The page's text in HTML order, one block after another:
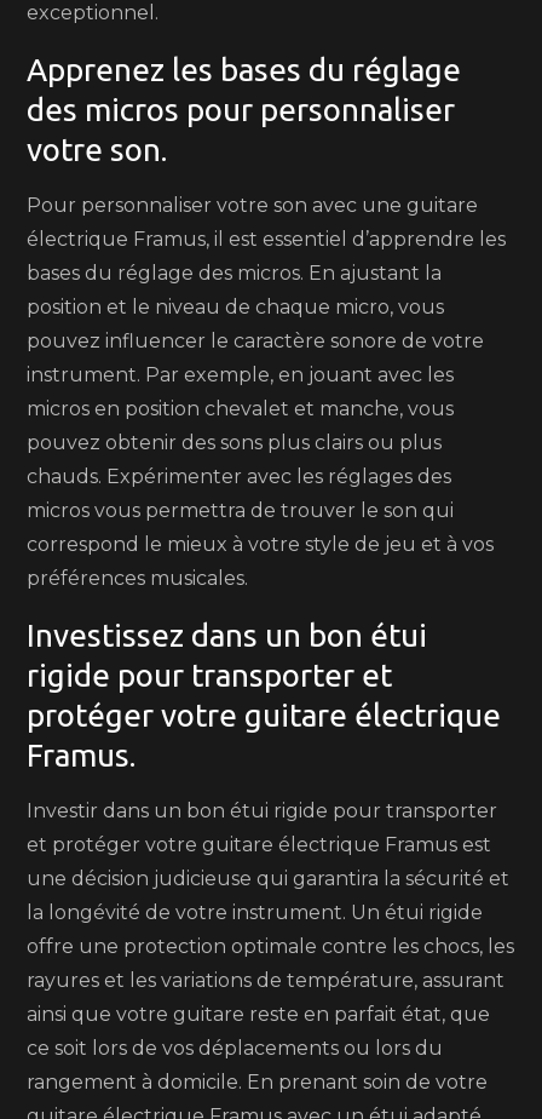
exceptionnel.
Apprenez les bases du réglage
des micros pour personnaliser
votre son.
Pour personnaliser votre son avec une guitare
électrique Framus, il est essentiel d’apprendre les
bases du réglage des micros. En ajustant la
position et le niveau de chaque micro, vous
pouvez influencer le caractère sonore de votre
instrument. Par exemple, en jouant avec les
micros en position chevalet et manche, vous
pouvez obtenir des sons plus clairs ou plus
chauds. Expérimenter avec les réglages des
micros vous permettra de trouver le son qui
correspond le mieux à votre style de jeu et à vos
préférences musicales.
Investissez dans un bon étui
rigide pour transporter et
protéger votre guitare électrique
Framus.
Investir dans un bon étui rigide pour transporter
et protéger votre guitare électrique Framus est
une décision judicieuse qui garantira la sécurité et
la longévité de votre instrument. Un étui rigide
offre une protection optimale contre les chocs, les
rayures et les variations de température, assurant
ainsi que votre guitare reste en parfait état, que
ce soit lors de vos déplacements ou lors du
rangement à domicile. En prenant soin de votre